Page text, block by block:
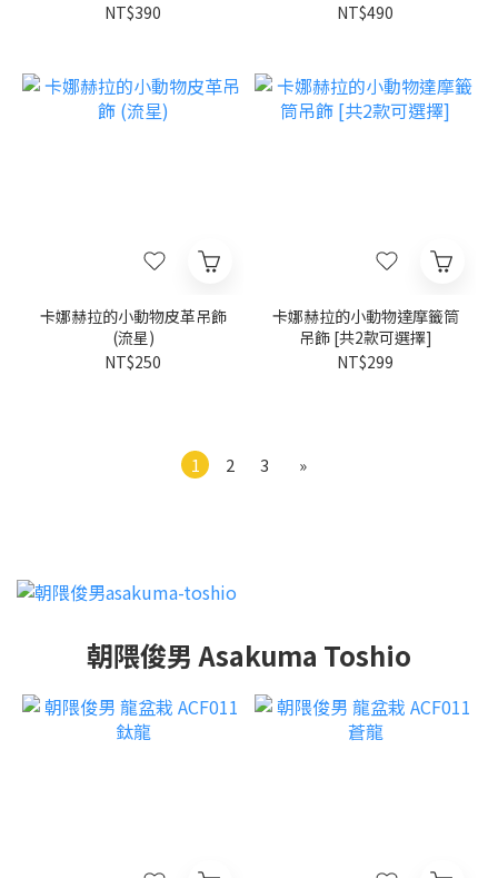
NT$390
NT$490
卡娜赫拉的小動物皮革吊飾
(流星)
NT$250
卡娜赫拉的小動物達摩籤筒
吊飾 [共2款可選擇]
NT$299
1 2 3 »
朝隈俊男 Asakuma Toshio